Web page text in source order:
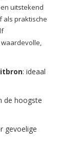
uitstekend
als praktische
waardevolle,
: ideaal
de hoogste
gevoelige